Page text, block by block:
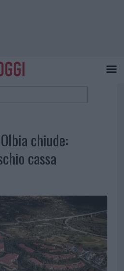
chiude:
cassa